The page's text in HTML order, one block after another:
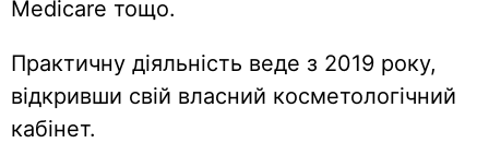
Medicare тощо.
Практичну діяльність веде з 2019 року,
відкривши свій власний косметологічний
кабінет.